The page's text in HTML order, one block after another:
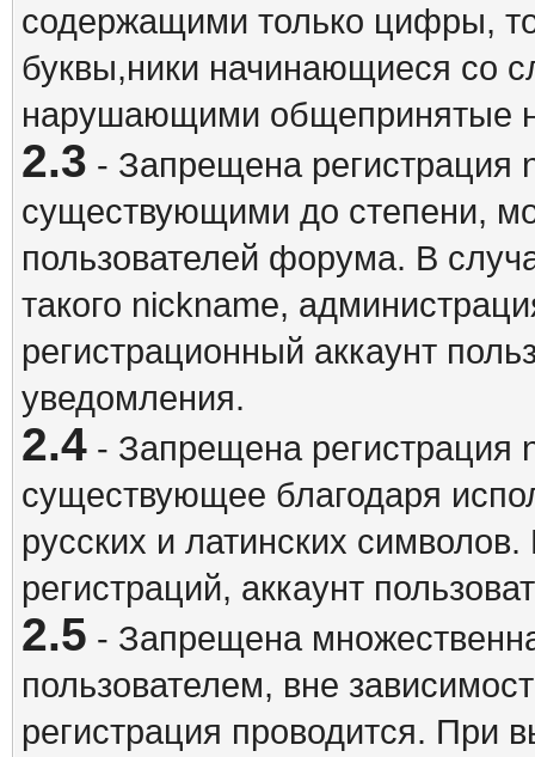
содержащими только цифры,
буквы,ники начинающиеся со
нарушающими общепринятые
2.3 - Запрещена регистрация
существующими до степени,
пользователей форума. В
такого nickname,
регистрационный аккаунт
уведомления.
2.4- Запрещена регистрация
существующее благодаря
русских и латинских
регистраций, аккаунт
2.5 - Запрещена
пользователем, вне
регистрация проводится. При